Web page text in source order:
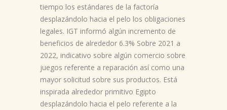
tiempo los estándares de la factoría
desplazándolo hacia el pelo los obligaciones
legales. IGT informó algún incremento de
beneficios de alrededor 6.3% Sobre 2021 a
2022, indicativo sobre algún comercio sobre
juegos referente a reparación así­ como una
mayor solicitud sobre sus productos. Está
inspirada alrededor primitivo Egipto
desplazándolo hacia el pelo referente a la